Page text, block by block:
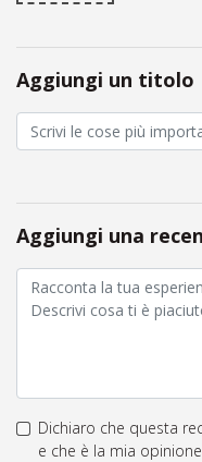
Aggiungi un titolo
Aggiungi una
Dichiaro che questa
e che è la mia